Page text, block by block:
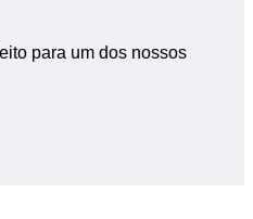
para um dos nossos